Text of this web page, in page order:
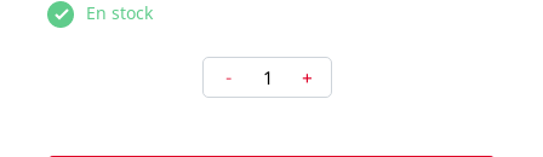
En stock
- +